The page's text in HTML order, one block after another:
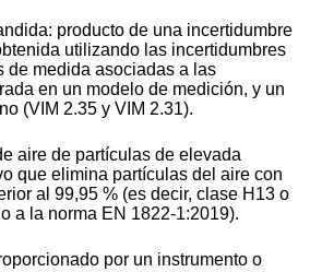
producto de una incertidumbre
utilizando las incertidumbres
de medida asociadas a las
en un modelo de medición, y un
(VIM 2.35 y VIM 2.31).
aire de partículas de elevada
que elimina partículas del aire con
al 99,95 % (es decir, clase H13 o
a la norma EN 1822-1:2019).
por un instrumento o